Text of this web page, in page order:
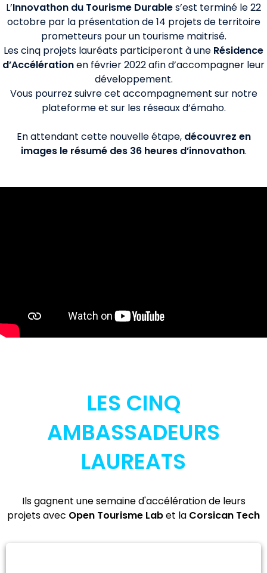
L’Innovathon du Tourisme Durables’est terminé le 22
octobre par la présentation de 14 projets de territoire
prometteurs pour un tourisme maitrisé.
Les cinq projets lauréats participeront à une Résidence
d’Accélérationen février 2022 afin d’accompagner leur
développement.
Vous pourrez suivre cet accompagnement sur notre
plateforme et sur les réseaux d’émaho.
En attendant cette nouvelle étape, découvrez en
images le résumé des 36 heures d’innovathon.
LES CINQ
AMBASSADEURS
LAUREATS
Ils gagnent une semaine d'accélération de leurs
projets avec Open Tourisme Labet la Corsican Tech